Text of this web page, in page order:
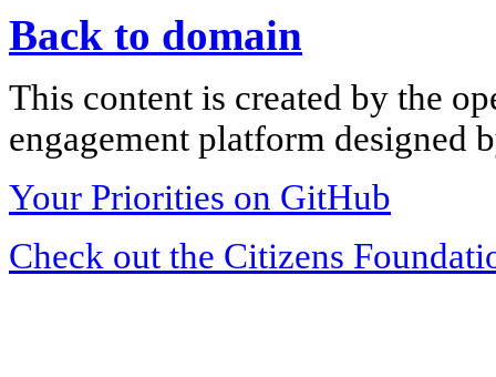
Back to domain
This content is created by the
engagement platform designed
Your Priorities on GitHub
Check out the Citizens